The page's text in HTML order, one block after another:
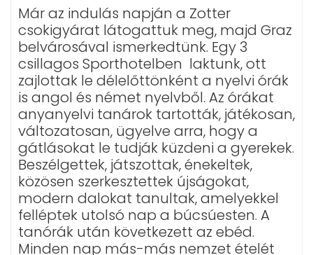
Már az indulás napján a Zotter
csokigyárat látogattuk meg, majd Graz
belvárosával ismerkedtünk. Egy 3
csillagos Sporthotelben laktunk, ott
zajlottak le délelőttönként a nyelvi órák
is angol és német nyelvből. Az órákat
anyanyelvi tanárok tartották, játékosan,
változatosan, ügyelve arra, hogy a
gátlásokat le tudják küzdeni a gyerekek.
Beszélgettek, játszottak, énekeltek,
közösen szerkesztettek újságokat,
modern dalokat tanultak, amelyekkel
felléptek utolsó nap a búcsúesten. A
tanórák után következett az ebéd.
Minden nap más-más nemzet ételét